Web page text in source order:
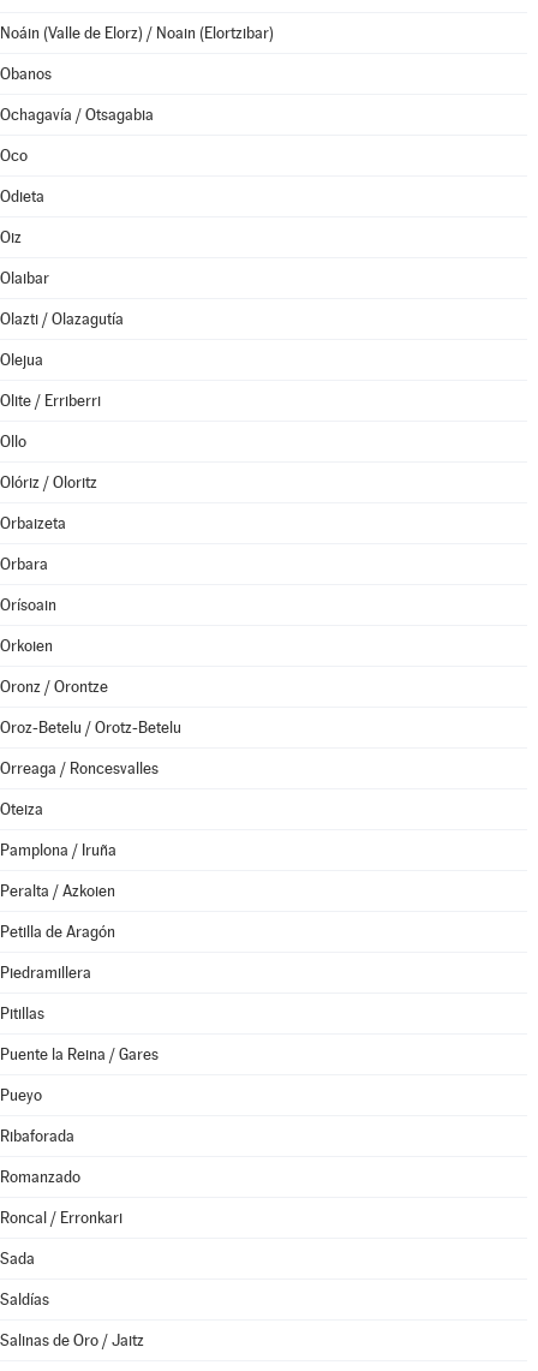
Noáin (Valle de Elorz) / Noain (Elortzibar)
Obanos
Ochagavía / Otsagabia
Oco
Odieta
Oiz
Olaibar
Olazti / Olazagutía
Olejua
Olite / Erriberri
Ollo
Olóriz / Oloritz
Orbaizeta
Orbara
Orísoain
Orkoien
Oronz / Orontze
Oroz-Betelu / Orotz-Betelu
Orreaga / Roncesvalles
Oteiza
Pamplona / Iruña
Peralta / Azkoien
Petilla de Aragón
Piedramillera
Pitillas
Puente la Reina / Gares
Pueyo
Ribaforada
Romanzado
Roncal / Erronkari
Sada
Saldías
Salinas de Oro / Jaitz